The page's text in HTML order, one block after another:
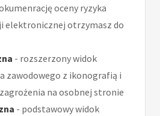
oceny ryzyka
elektronicznej otrzymasz do
- rozszerzony widok
zawodowego z ikonografią i
na osobnej stronie
- podstawowy widok